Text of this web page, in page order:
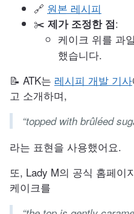
🔗 원본 레시피
✂️ 제가 조정한 점:
케이크 위를 과
했습니다.
📝 ATK는 레시피 개발 기사
고 소개하며,
“topped with brûléed
라는 표현을 사용했어요.
또, Lady M의 공식 홈페이
케이크를